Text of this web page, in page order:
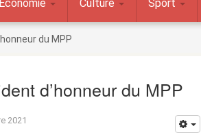
Economie Culture Sport
du MPP
d’honneur du MPP
2021